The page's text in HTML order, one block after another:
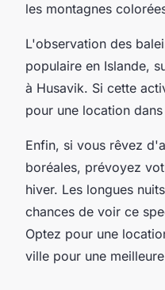
les montagnes
L'observation des
populaire en Islande,
à Husavik. Si cette
pour une location
Enfin, si vous rêvez
boréales, prévoyez
hiver. Les longues
chances de voir ce
Optez pour une
ville pour une